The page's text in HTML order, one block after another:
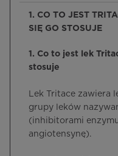
1. CO TO JEST
SIĘ GO STOSUJE
1. Co to jest lek
stosuje
Lek Tritace zawiera
grupy leków
(inhibitorami
angiotensynę).